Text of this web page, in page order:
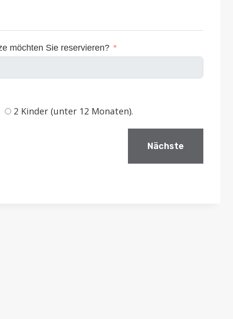
möchten Sie reservieren?
2 Kinder (unter 12 Monaten).
Nächste